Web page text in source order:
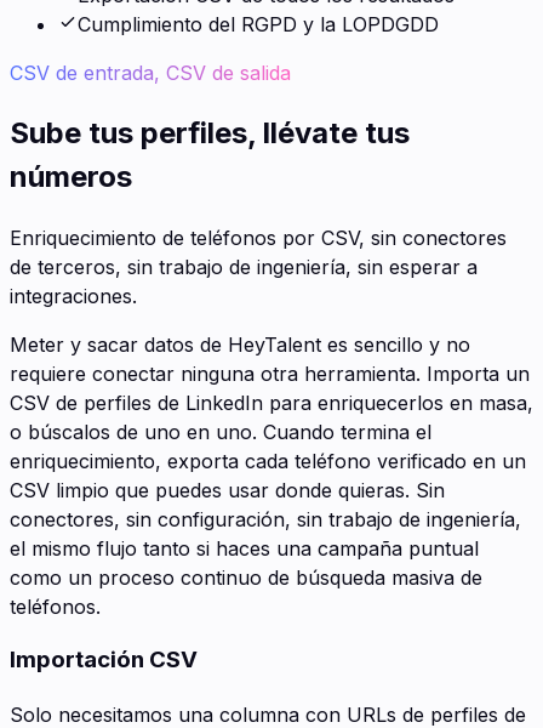
Cumplimiento del RGPD y la LOPDGDD
CSV de entrada, CSV de salida
Sube tus perfiles, llévate tus
números
Enriquecimiento de teléfonos por CSV, sin conectores
de terceros, sin trabajo de ingeniería, sin esperar a
integraciones.
Meter y sacar datos de HeyTalent es sencillo y no
requiere conectar ninguna otra herramienta. Importa un
CSV de perfiles de LinkedIn para enriquecerlos en masa,
o búscalos de uno en uno. Cuando termina el
enriquecimiento, exporta cada teléfono verificado en un
CSV limpio que puedes usar donde quieras. Sin
conectores, sin configuración, sin trabajo de ingeniería,
el mismo flujo tanto si haces una campaña puntual
como un proceso continuo de búsqueda masiva de
teléfonos.
Importación CSV
Solo necesitamos una columna con URLs de perfiles de